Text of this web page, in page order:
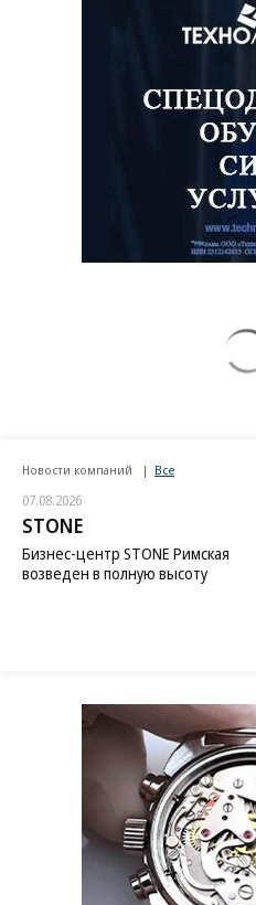
Новости компаний Все
07.08.2026
STONE
Бизнес-центр STONE Римская
возведен в полную высоту